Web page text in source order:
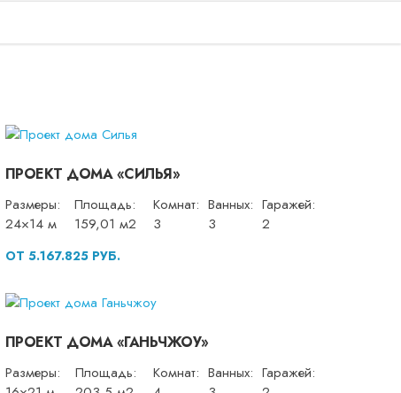
ПРОЕКТ ДОМА «СИЛЬЯ»
Размеры:
24×14 м
Площадь:
159,01 м2
Комнат:
3
Ванных:
3
Гаражей:
2
ОТ 5.167.825 РУБ.
ПРОЕКТ ДОМА «ГАНЬЧЖОУ»
Размеры:
Площадь:
Комнат: Ванных: Гаражей: